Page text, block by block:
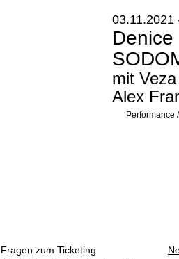
03.11.2021
mit
Alex
Performance
Fragen zum Ticketing